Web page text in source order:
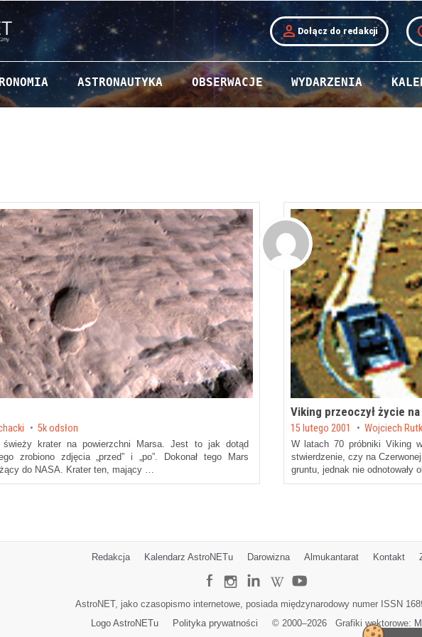
person Dołącz do redakcji
ASTRONAUTYKA OBSERWACJE WYDARZENIA
5k odsłon
krater na powierzchni Marsa. Jest to jak dotąd
zrobiono zdjęcia „przed” i „po”. Dokonał tego Mars
do NASA. Krater ten, mający …
Viking przeoczył życie
Posted on
15 lutego 2001 byWojciech
W latach 70 próbniki Viking
stwierdzenie, czy na
gruntu, jednak nie
Redakcja Kalendarz AstroNETu Darowizna Almukantarat Kontakt
AstroNET, jako czasopismo internetowe, posiada międzynarodowy numer ISSN
Logo AstroNETu
Polityka prywatności © 2000–2026 Grafiki wektorowe: